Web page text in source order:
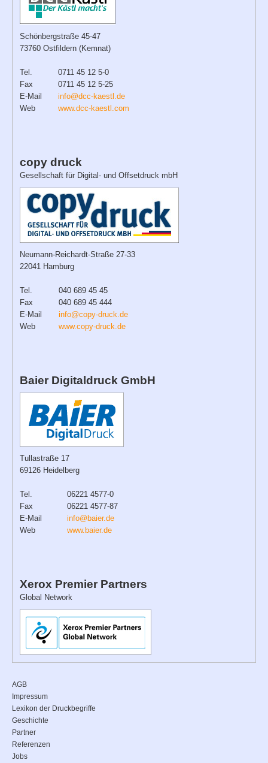
Schönbergstraße 45-47
73760 Ostfildern (Kemnat)
Tel.
0711 45 12 5-0
Fax
0711 45 12 5-25
E-Mail
info@dcc-kaestl.de
Web
www.dcc-kaestl.com
copy druck
Gesellschaft für Digital- und Offsetdruck mbH
Neumann-Reichardt-Straße 27-33
22041 Hamburg
Tel.
040 689 45 45
Fax
040 689 45 444
E-Mail
info@copy-druck.de
Web
www.copy-druck.de
Baier Digitaldruck GmbH
Tullastraße 17
69126 Heidelberg
Tel.
06221 4577-0
Fax
06221 4577-87
E-Mail
info@baier.de
Web
www.baier.de
Xerox Premier Partners
Global Network
AGB
Impressum
Lexikon der Druckbegriffe
Geschichte
Partner
Referenzen
Jobs